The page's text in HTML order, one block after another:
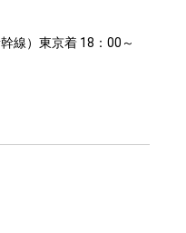
線）東京着 18：00～